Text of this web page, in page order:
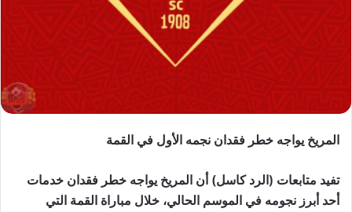
المريخ يواجه خطر فقدان نجمه الأول في القمة
تفيد متابعات (الرد كاسل) أن المريخ يواجه خطر فقدان خدمات
أحد أبرز نجومه في الموسم الحالي، خلال مباراة القمة التي